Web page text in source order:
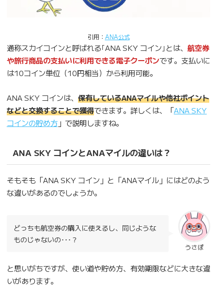
引用： ANA公式
通称スカイコインと呼ばれる｢ANA SKY コイン｣とは、 航空券
や旅行商品の支払いに利用できる電子クーポンです。支払いに
は10コイン単位（10円相当）から利用可能。
ANA SKY コインは、 保有しているANAマイルや他社ポイント
などと交換することで獲得できます。詳しくは、「ANA SKY
コインの貯め方」で説明しますね。
ANA SKY コインとANAマイルの違いは？
そもそも「ANA SKY コイン」と「ANAマイル」にはどのよう
な違いがあるのでしょうか。
うさぽ
どっちも航空券の購入に使えるし、同じような
ものじゃないの･･･？
と思いがちですが、使い道や貯め方、有効期限などに大きな違
いがあります。